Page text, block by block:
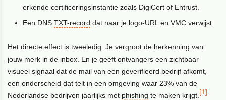
erkende certificeringsinstantie zoals DigiCert of Entrust.
Een DNSTXT-record dat naar je logo-URL en VMC verwijst.
Het directe effect is tweeledig. Je vergroot de herkenning van
jouw merk in de inbox. En je geeft ontvangers een zichtbaar
visueel signaal dat de mail van een geverifieerd bedrijf afkomt,
een onderscheid dat telt in een omgeving waar 23% van de
Nederlandse bedrijven jaarlijks met phishing te maken krijgt. [1]